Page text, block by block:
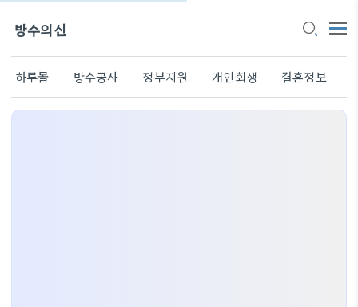
방수의신
하루몰 방수공사 정부지원 개인회생 결혼정보